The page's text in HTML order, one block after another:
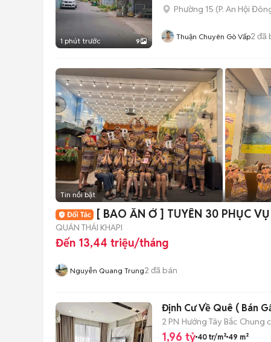
1 phút trước 9
Phường 15 (P. An Hội
Thuận Chuyên Gò Vấp2 đã
Tin nổi bật
[ BAO ĂN Ở ] TUYỂN
QUÁN THÁI KHAPI
Đến 13,44 triệu/tháng
Nguyễn Quang Trung2 đã bán
Định Cư Về Quê ( Bán
2 PN Hướng Tây Bắc Chung
1,96 tỷ 40 tr/m² 49 m²